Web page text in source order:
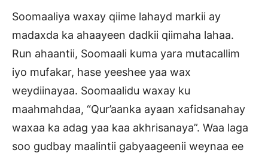
Soomaaliya waxay qiime lahayd markii ay
madaxda ka ahaayeen dadkii qiimaha lahaa.
Run ahaantii, Soomaali kuma yara mutacallim
iyo mufakar, hase yeeshee yaa wax
weydiinayaa. Soomaalidu waxay ku
maahmahdaa, “Qur’aanka ayaan xafidsanahay
waxaa ka adag yaa kaa akhrisanaya”. Waa laga
soo gudbay maalintii gabyaageenii weynaa ee